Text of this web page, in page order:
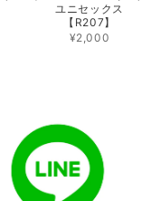
ユニセックス
【R207】
¥2,000